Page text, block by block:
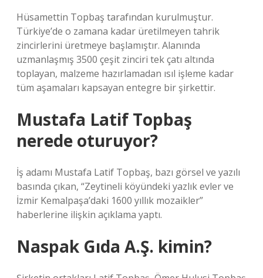
Hüsamettin Topbaş tarafından kurulmuştur.
Türkiye’de o zamana kadar üretilmeyen tahrik
zincirlerini üretmeye başlamıştır. Alanında
uzmanlaşmış 3500 çeşit zinciri tek çatı altında
toplayan, malzeme hazırlamadan ısıl işleme kadar
tüm aşamaları kapsayan entegre bir şirkettir.
Mustafa Latif Topbaş
nerede oturuyor?
İş adamı Mustafa Latif Topbaş, bazı görsel ve yazılı
basında çıkan, “Zeytineli köyündeki yazlık evler ve
İzmir Kemalpaşa’daki 1600 yıllık mozaikler”
haberlerine ilişkin açıklama yaptı.
Naspak Gıda A.Ş. kimin?